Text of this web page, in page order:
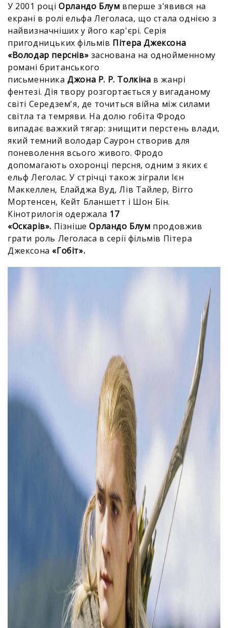
У 2001 роціОрландо Блум вперше з'явився на
екрані в ролі ельфа Леголаса, що стала однією з
найвизначніших у його кар'єрі. Серія
пригодницьких фільмів Пітера Джексона
«Володар перснів» заснована на однойменному
романі британського
письменникаДжона Р. Р. Толкіна в жанрі
фентезі. Дія твору розгортається у вигаданому
світі Середзем'я, де точиться війна між силами
світла та темряви. На долю гобіта Фродо
випадає важкий тягар: знищити перстень влади,
який темний володар Саурон створив для
поневолення всього живого. Фродо
допомагають охоронці персня, одним з яких є
ельф Леголас. У стрічці також зіграли Ієн
Маккеллен, Елайджа Вуд, Лів Тайлер, Вігго
Мортенсен, Кейт Бланшетт і Шон Бін.
Кінотрилогія одержала 17
«Оскарів». ПізнішеОрландо Блум продовжив
грати роль Леголаса в серії фільмів Пітера
Джексона «Гобіт».